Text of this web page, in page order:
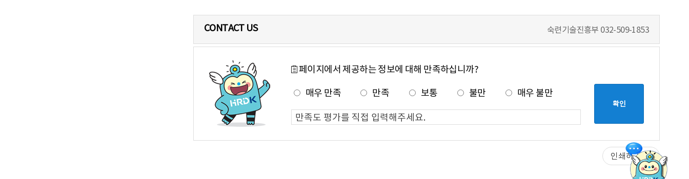
CONTACT US 숙련기술진흥부 032-509-1853
페이지에서 제공하는 정보에 대해 만족하십니까?
매우 만족
만족 보통 불만 매우 불만
인쇄하기